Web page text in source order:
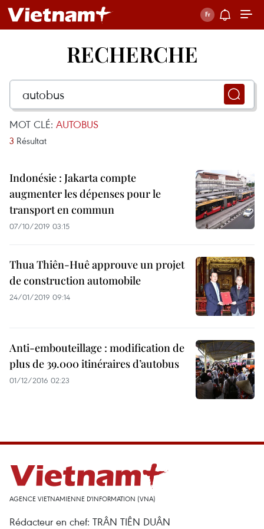
RECHERCHE
MOT CLÉ: AUTOBUS
3 Résultat
Indonésie : Jakarta compte
augmenter les dépenses pour le
transport en commun
07/10/2019 03:15
Thua Thiên-Huê approuve un projet
de construction automobile
24/01/2019 09:14
Anti-embouteillage : modification de
plus de 39.000 itinéraires d’autobus
01/12/2016 02:23
AGENCE VIETNAMIENNE D'INFORMATION (VNA)
Rédacteur en chef: TRÂN TIÊN DUÂN